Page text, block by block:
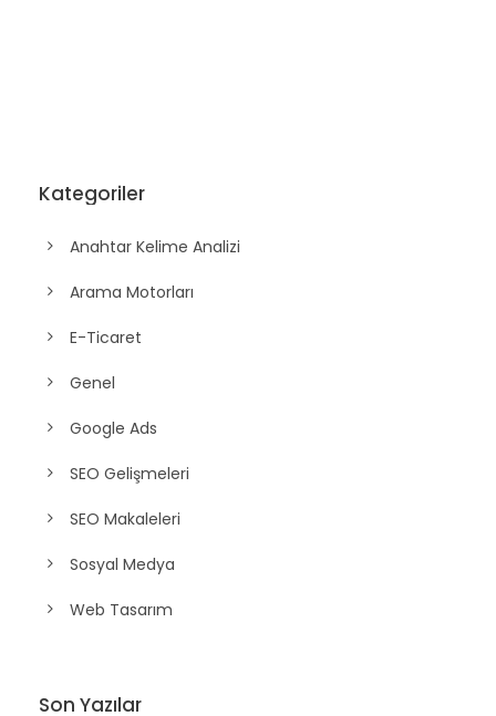
Kategoriler
Anahtar Kelime Analizi
Arama Motorları
E-Ticaret
Genel
Google Ads
SEO Gelişmeleri
SEO Makaleleri
Sosyal Medya
Web Tasarım
Son Yazılar